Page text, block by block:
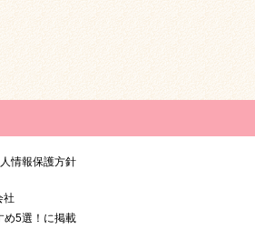
情報保護方針
社
め5選！に掲載